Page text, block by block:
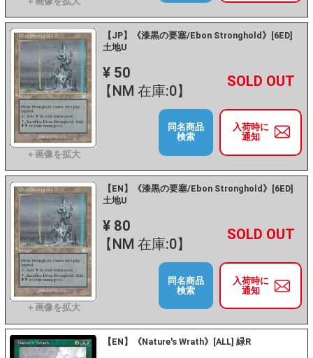
【JP】《漆黒の要塞/Ebon Stronghold》[6ED]
土地U
¥ 50
【NM 在庫:0】
－ +
入荷時に
通知
同名商品
検索
【EN】《漆黒の要塞/Ebon Stronghold》[6ED]
土地U
¥ 80
【NM 在庫:0】
－ +
入荷時に
通知
同名商品
検索
【EN】《Nature's Wrath》[ALL] 緑R